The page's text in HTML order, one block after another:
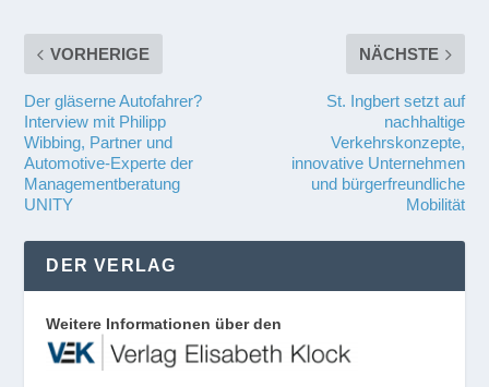
VORHERIGE
Der gläserne Autofahrer?
Interview mit Philipp
Wibbing, Partner und
Automotive-Experte der
Managementberatung
UNITY
NÄCHSTE
St. Ingbert setzt auf
nachhaltige
Verkehrskonzepte,
innovative Unternehmen
und bürgerfreundliche
Mobilität
DER VERLAG
Weitere Informationen über den